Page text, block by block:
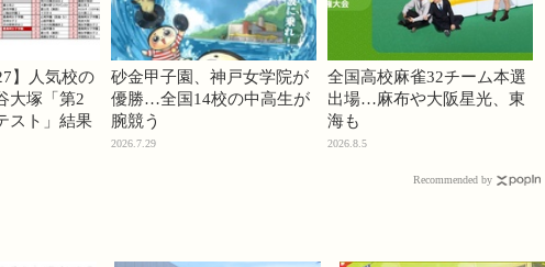
】人気校の
大塚「第2
スト」結果
砂金甲子園、神戸女学院が
優勝…全国14校の中高生が
腕競う
2026.7.29
全国高校麻雀32チーム本選
出場…麻布や大阪星光、東
海も
2026.8.5
Recommended by